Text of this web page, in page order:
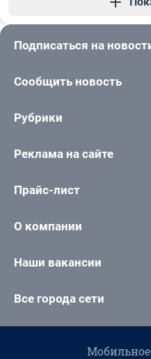
Подписаться на
Сообщить новость
Рубрики
Реклама на сайте
Прайс-лист
О компании
Наши вакансии
Все города сети